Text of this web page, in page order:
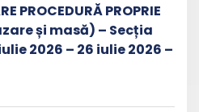
PROCEDURĂ PROPRIE
și masă) – Secția
2026 – 26 iulie 2026 –